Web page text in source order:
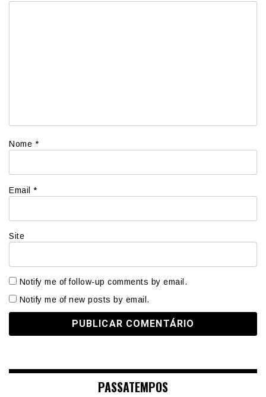
Nome *
Email *
Site
Notify me of follow-up comments by email.
Notify me of new posts by email.
PASSATEMPOS